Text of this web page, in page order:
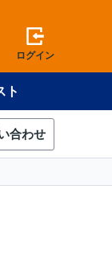
ログイン
ト
合わせ